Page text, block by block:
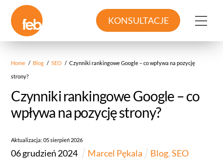
content
KONSULTACJE
Home / Blog / SEO / Czynniki rankingowe Google – co wpływa na pozycję
strony?
Czynniki rankingowe Google – co
wpływa na pozycję strony?
Aktualizacja:05sierpień 2026
06grudzień 2024 Marcel Pękala Blog,SEO